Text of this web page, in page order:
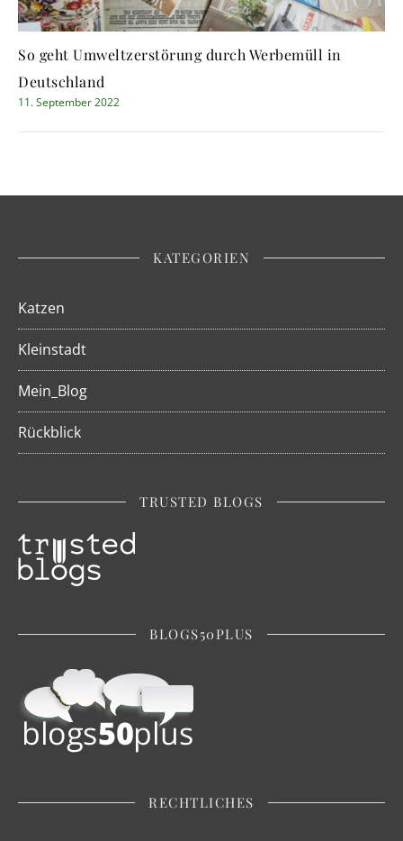
So geht Umweltzerstörung durch Werbemüll in
Deutschland
11. September 2022
KATEGORIEN
Katzen
Kleinstadt
Mein_Blog
Rückblick
TRUSTED BLOGS
BLOGS50PLUS
RECHTLICHES